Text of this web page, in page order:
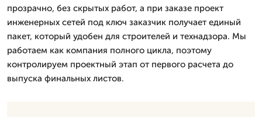
прозрачно, без скрытых работ, а при заказе проект
инженерных сетей под ключ заказчик получает единый
пакет, который удобен для строителей и технадзора. Мы
работаем как компания полного цикла, поэтому
контролируем проектный этап от первого расчета до
выпуска финальных листов.